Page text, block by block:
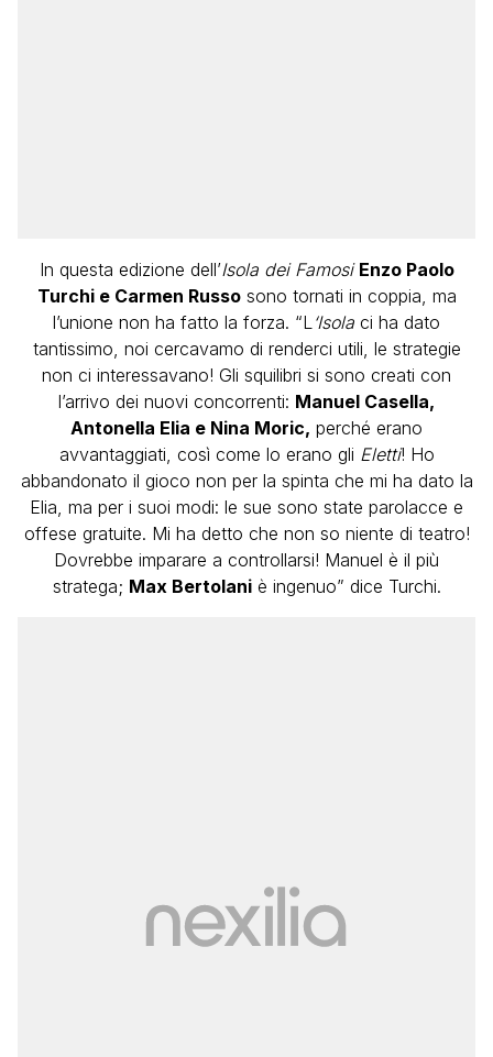
In questa edizione dell’Isola dei Famosi Enzo Paolo
Turchi e Carmen Russosono tornati in coppia, ma
l’unione non ha fatto la forza. “L ‘Isola ci ha dato
tantissimo, noi cercavamo di renderci utili, le strategie
non ci interessavano! Gli squilibri si sono creati con
l’arrivo dei nuovi concorrenti: Manuel Casella,
Antonella Elia e Nina Moric, perché erano
avvantaggiati, così come lo erano gli Eletti! Ho
abbandonato il gioco non per la spinta che mi ha dato la
Elia, ma per i suoi modi: le sue sono state parolacce e
offese gratuite. Mi ha detto che non so niente di teatro!
Dovrebbe imparare a controllarsi! Manuel è il più
stratega; Max Bertolaniè ingenuo” dice Turchi.